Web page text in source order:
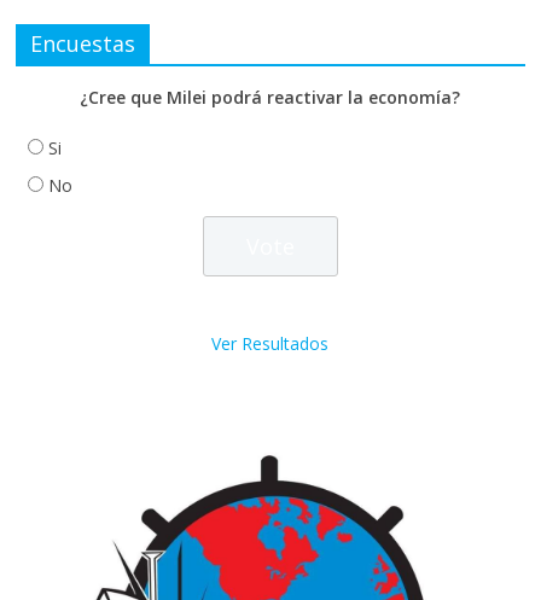
Encuestas
¿Cree que Milei podrá reactivar la economía?
Si
No
Ver Resultados